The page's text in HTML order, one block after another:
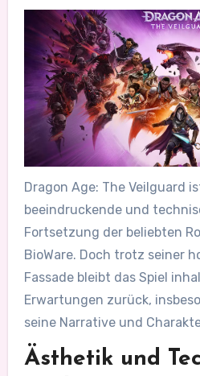
Dragon Age: The Veilguard
beeindruckende und
Fortsetzung der beliebten
BioWare. Doch trotz seiner
Fassade bleibt das Spiel
Erwartungen zurück,
seine Narrative und
Ästhetik und